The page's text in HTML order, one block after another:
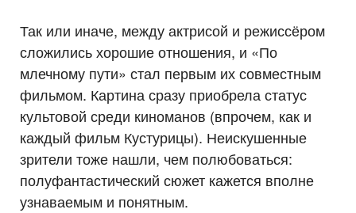
Так или иначе, между актрисой и режиссёром
сложились хорошие отношения, и «По
млечному пути» стал первым их совместным
фильмом. Картина сразу приобрела статус
культовой среди киноманов (впрочем, как и
каждый фильм Кустурицы). Неискушенные
зрители тоже нашли, чем полюбоваться:
полуфантастический сюжет кажется вполне
узнаваемым и понятным.